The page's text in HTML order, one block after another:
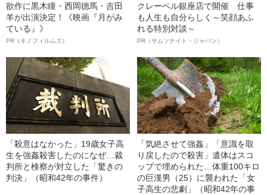
欲作に黒木瞳・西岡德馬・吉田
羊が出演決定！《映画『月がみ
ている』》
PR（キノフィルムズ）
クレーベル銀座店で開催 仕事
も人生も自分らしく～笑顔あふ
れる特別対談～
PR（サムソナイト・ジャパン）
「殺意はなかった」19歳女子高
生を強姦殺害したのになぜ…裁
判所と検察が対立した「驚きの
判決」（昭和42年の事件）
「気絶させて強姦」「意識を取
り戻したので殺害」遺体はスコ
ップで埋められた…体重100キロ
の巨漢男（25）に襲われた「女
子高生の悲劇」（昭和42年の事